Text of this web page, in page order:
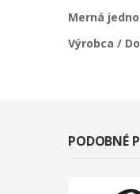
Merná
Výrobca /
PODOBNÉ